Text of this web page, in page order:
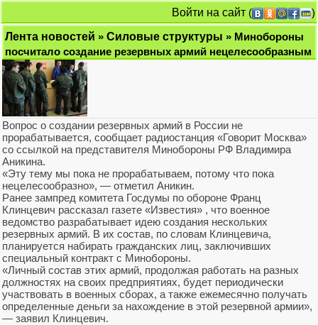
Войти на сайт (
)
Лента новостей » Силовые структуры » Минобороны
посчитало создание резервных армий нецелесообразным
Вопрос о создании резервных армий в России не
прорабатывается, сообщает радиостанция «Говорит Москва»
со ссылкой на представителя Минобороны РФ Владимира
Аникина.
«Эту тему мы пока не прорабатываем, потому что пока
нецелесообразно», — отметил Аникин.
Ранее зампред комитета Госдумы по обороне Франц
Клинцевич рассказал газете «Известия» , что военное
ведомство разрабатывает идею создания нескольких
резервных армий. В их состав, по словам Клинцевича,
планируется набирать гражданских лиц, заключивших
специальный контракт с Минобороны.
«Личный состав этих армий, продолжая работать на разных
должностях на своих предприятиях, будет периодически
участвовать в военных сборах, а также ежемесячно получать
определенные деньги за нахождение в этой резервной армии»,
— заявил Клинцевич.